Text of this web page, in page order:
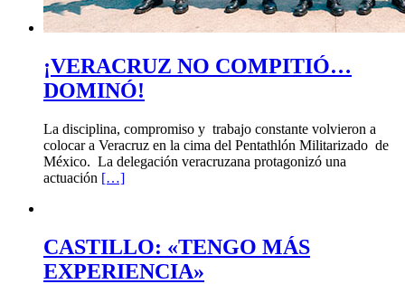
¡VERACRUZ NO COMPITIÓ…
DOMINÓ!
La disciplina, compromiso y trabajo constante volvieron a
colocar a Veracruz en la cima del Pentathlón Militarizado de
México. La delegación veracruzana protagonizó una
actuación […]
CASTILLO: «TENGO MÁS
EXPERIENCIA»